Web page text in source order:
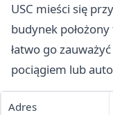
USC mieści się
budynek
łatwo go
pociągiem lub
Adres